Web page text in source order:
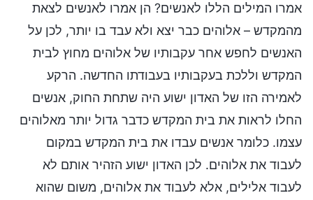
אמרו המילים הללו לאנשים? הן אמרו לאנשים לצאת
מהמקדש – אלוהים כבר יצא ולא עבד בו יותר, לכן על
האנשים לחפש אחר עקבותיו של אלוהים מחוץ לבית
המקדש וללכת בעקבותיו בעבודתו החדשה. הרקע
לאמירה הזו של האדון ישוע היה שתחת החוק, אנשים
החלו לראות את בית המקדש כדבר גדול יותר מאלוהים
עצמו. כלומר אנשים עבדו את בית המקדש במקום
לעבוד את אלוהים. לכן האדון ישוע הזהיר אותם לא
לעבוד אלילים, אלא לעבוד את אלוהים, משום שהוא